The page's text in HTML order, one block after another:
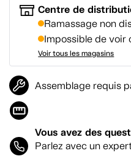
Centre de
Ramassage non
Impossible de voir
Voir tous les magasins
Assemblage requis
Vous avez des
Parlez avec un